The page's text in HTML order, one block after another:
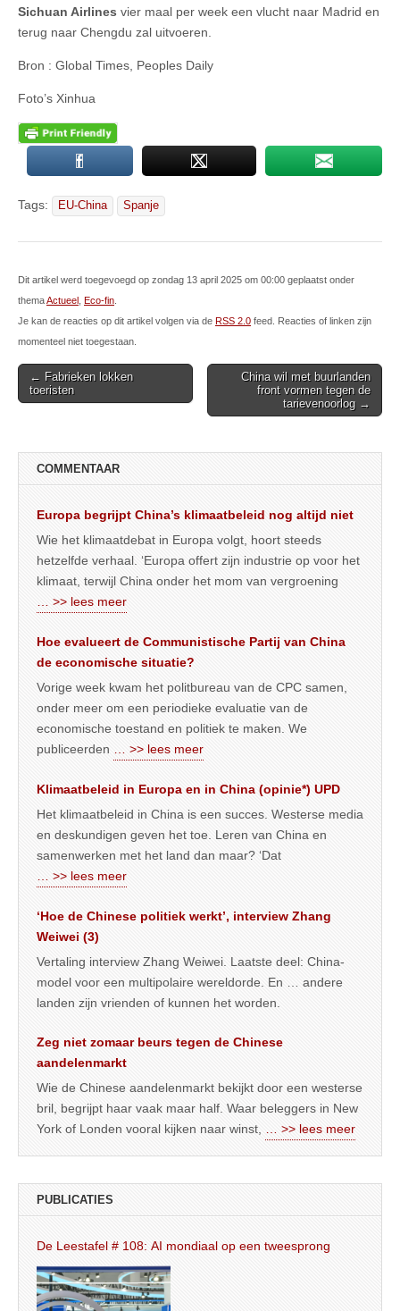
Sichuan Airlines vier maal per week een vlucht naar Madrid en
terug naar Chengdu zal uitvoeren.
Bron : Global Times, Peoples Daily
Foto’s Xinhua
Tags: EU-China Spanje
Dit artikel werd toegevoegd op zondag 13 april 2025 om 00:00 geplaatst onder
themaActueel Eco-fin
Je kan de reacties op dit artikel volgen via de RSS 2.0 feed. Reacties of linken zijn
momenteel niet toegestaan.
Post
navigation
← Fabrieken lokken
toeristen
China wil met buurlanden
front vormen tegen de
tarievenoorlog →
COMMENTAAR
Europa begrijpt China’s klimaatbeleid nog altijd niet
Wie het klimaatdebat in Europa volgt, hoort steeds
hetzelfde verhaal. ‘Europa offert zijn industrie op voor het
klimaat, terwijl China onder het mom van vergroening
… >> lees meer
Hoe evalueert de Communistische Partij van China
de economische situatie?
Vorige week kwam het politbureau van de CPC samen,
onder meer om een periodieke evaluatie van de
economische toestand en politiek te maken. We
publiceerden
… >> lees meer
Klimaatbeleid in Europa en in China (opinie*) UPD
Het klimaatbeleid in China is een succes. Westerse media
en deskundigen geven het toe. Leren van China en
samenwerken met het land dan maar? ‘Dat
… >> lees meer
‘Hoe de Chinese politiek werkt’, interview Zhang
Weiwei (3)
Vertaling interview Zhang Weiwei. Laatste deel: China-
model voor een multipolaire wereldorde. En … andere
landen zijn vrienden of kunnen het worden.
Zeg niet zomaar beurs tegen de Chinese
aandelenmarkt
Wie de Chinese aandelenmarkt bekijkt door een westerse
bril, begrijpt haar vaak maar half. Waar beleggers in New
York of Londen vooral kijken naar winst,
… >> lees meer
PUBLICATIES
De Leestafel # 108: AI mondiaal op een tweesprong